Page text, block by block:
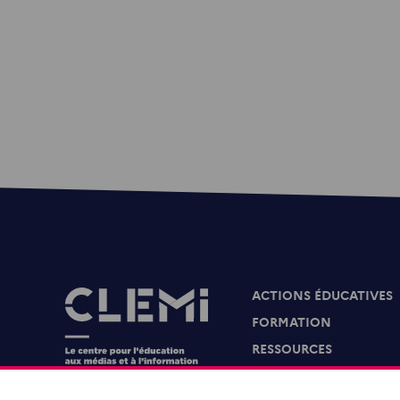
Images
ACTIONS ÉDUCATIVES
FORMATION
RESSOURCES